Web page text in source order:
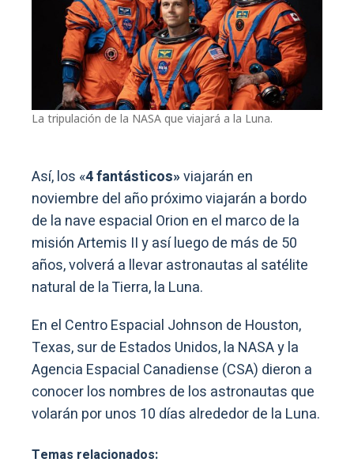
La tripulación de la NASA que viajará a la Luna.
Así, los «4 fantásticos»viajarán en
noviembre del año próximo viajarán a bordo
de la nave espacial Orion en el marco de la
misión Artemis II y así luego de más de 50
años, volverá a llevar astronautas al satélite
natural de la Tierra, la Luna.
En el Centro Espacial Johnson de Houston,
Texas, sur de Estados Unidos, la NASA y la
Agencia Espacial Canadiense (CSA) dieron a
conocer los nombres de los astronautas que
volarán por unos 10 días alrededor de la Luna.
Temas relacionados: